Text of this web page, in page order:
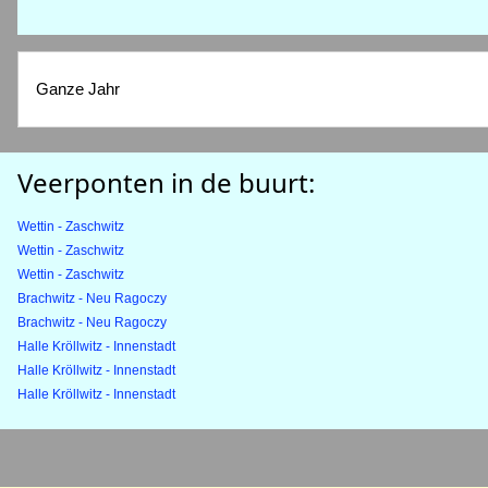
Ganze Jahr
Veerponten in de buurt:
Wettin - Zaschwitz
Wettin - Zaschwitz
Wettin - Zaschwitz
Brachwitz - Neu Ragoczy
Brachwitz - Neu Ragoczy
Halle Kröllwitz - Innenstadt
Halle Kröllwitz - Innenstadt
Halle Kröllwitz - Innenstadt